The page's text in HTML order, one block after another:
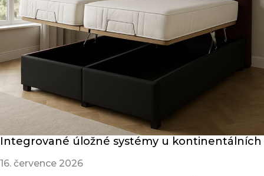
Integrované úložné systémy u kontinentálních
16. července 2026